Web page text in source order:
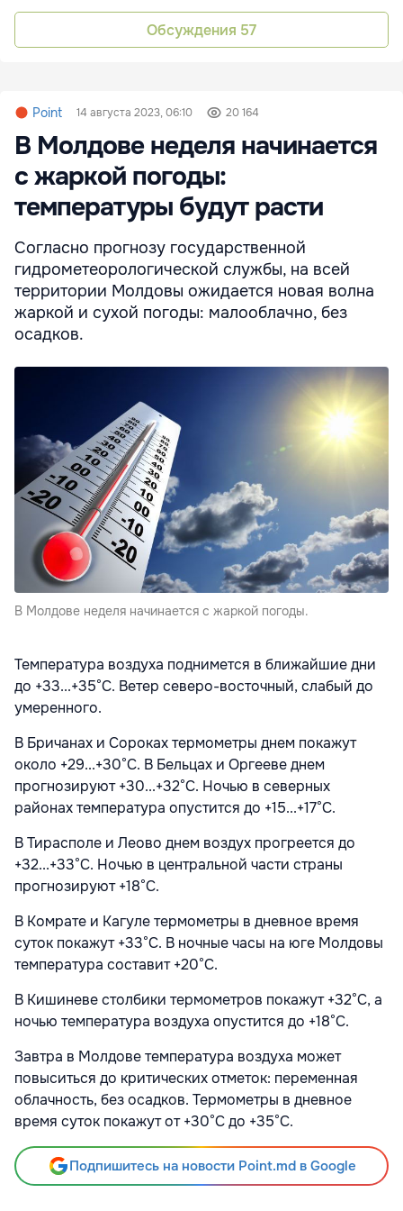
Обсуждения 57
Point 14 августа 2023, 06:10 20 164
В Молдове неделя начинается
с жаркой погоды:
температуры будут расти
Согласно прогнозу государственной
гидрометеорологической службы, на всей
территории Молдовы ожидается новая волна
жаркой и сухой погоды: малооблачно, без
осадков.
В Молдове неделя начинается с жаркой погоды.
Температура воздуха поднимется в ближайшие дни
до +33...+35°С. Ветер северо-восточный, слабый до
умеренного.
В Бричанах и Сороках термометры днем покажут
около +29...+30°С. В Бельцах и Оргееве днем
прогнозируют +30...+32°С. Ночью в северных
районах температура опустится до +15...+17°С.
В Тирасполе и Леово днем воздух прогреется до
+32...+33°С. Ночью в центральной части страны
прогнозируют +18°С.
В Комрате и Кагуле термометры в дневное время
суток покажут +33°С. В ночные часы на юге Молдовы
температура составит +20°С.
В Кишиневе столбики термометров покажут +32°С, а
ночью температура воздуха опустится до +18°С.
Завтра в Молдове температура воздуха может
повыситься до критических отметок: переменная
облачность, без осадков. Термометры в дневное
время суток покажут от +30°С до +35°С.
Подпишитесь на новости Point.md в Google